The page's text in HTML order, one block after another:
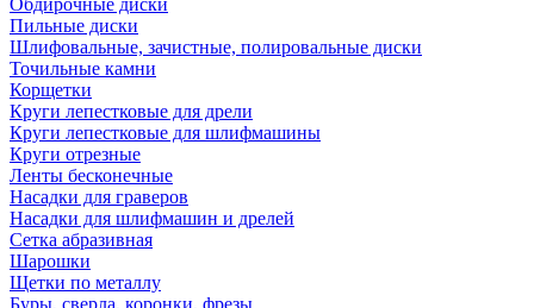
Обдирочные диски
Пильные диски
Шлифовальные, зачистные, полировальные диски
Точильные камни
Корщетки
Круги лепестковые для дрели
Круги лепестковые для шлифмашины
Круги отрезные
Ленты бесконечные
Насадки для граверов
Насадки для шлифмашин и дрелей
Сетка абразивная
Шарошки
Щетки по металлу
Буры, сверла, коронки, фрезы